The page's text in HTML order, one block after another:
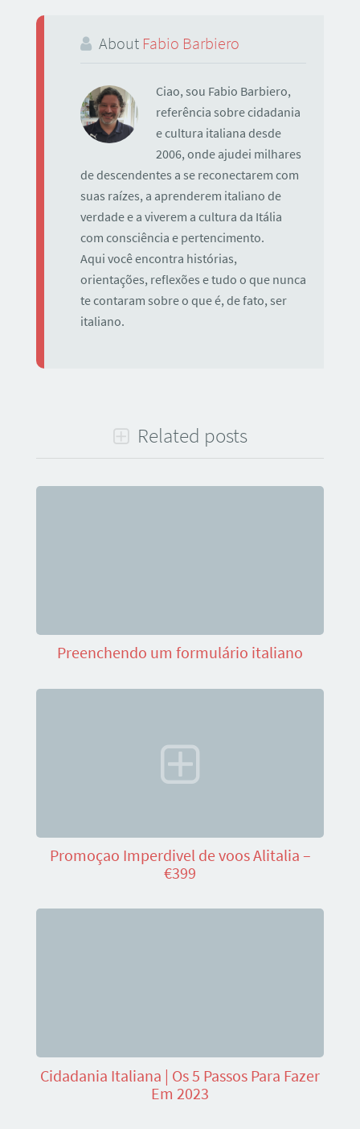
About Fabio Barbiero
Ciao, sou Fabio Barbiero,
referência sobre cidadania
e cultura italiana desde
2006, onde ajudei milhares
de descendentes a se reconectarem com
suas raízes, a aprenderem italiano de
verdade e a viverem a cultura da Itália
com consciência e pertencimento.
Aqui você encontra histórias,
orientações, reflexões e tudo o que nunca
te contaram sobre o que é, de fato, ser
italiano.
Related posts
Preenchendo um formulário italiano
Promoçao Imperdivel de voos Alitalia –
€399
Cidadania Italiana | Os 5 Passos Para Fazer
Em 2023